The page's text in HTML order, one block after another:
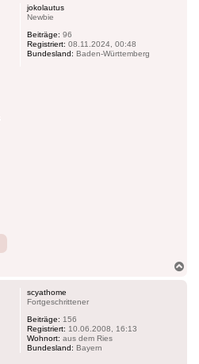
jokolautus
Newbie
Beiträge: 96
Registriert: 08.11.2024, 00:48
Bundesland: Baden-Württemberg
scyathome
Fortgeschrittener
Beiträge: 156
Registriert: 10.06.2008, 16:13
Wohnort: aus dem Ries
Bundesland: Bayern